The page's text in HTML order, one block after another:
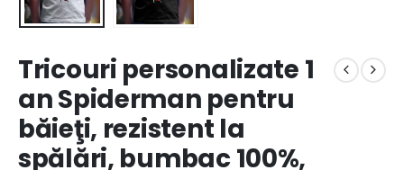
Tricouri personalizate 1
an Spiderman pentru
băieţi, rezistent la
spălări, bumbac 100%,